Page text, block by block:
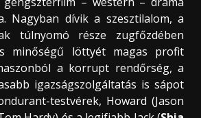
Nagyban dívik a szesztilalom, a
túlnyomó része zugfőzdében
minőségű löttyét magas profit
a korrupt rendőrség, a
igazságszolgáltatás is sápot
testvérek, Howard (Jason